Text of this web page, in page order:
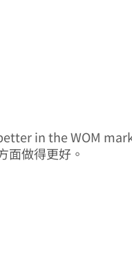
in the WOM
面做得更好。